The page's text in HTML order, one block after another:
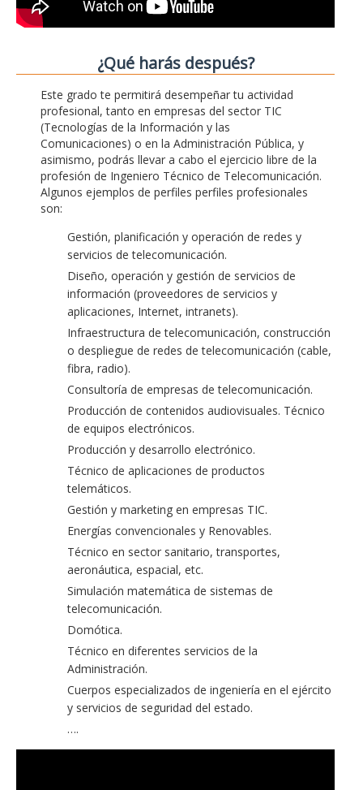
¿Qué harás después?
Este grado te permitirá desempeñar tu actividad
profesional, tanto en empresas del sector TIC
(Tecnologías de la Información y las
Comunicaciones) o en la Administración Pública, y
asimismo, podrás llevar a cabo el ejercicio libre de la
profesión de Ingeniero Técnico de Telecomunicación.
Algunos ejemplos de perfiles perfiles profesionales
son:
Gestión, planificación y operación de redes y
servicios de telecomunicación.
Diseño, operación y gestión de servicios de
información (proveedores de servicios y
aplicaciones, Internet, intranets).
Infraestructura de telecomunicación, construcción
o despliegue de redes de telecomunicación (cable,
fibra, radio).
Consultoría de empresas de telecomunicación.
Producción de contenidos audiovisuales. Técnico
de equipos electrónicos.
Producción y desarrollo electrónico.
Técnico de aplicaciones de productos
telemáticos.
Gestión y marketing en empresas TIC.
Energías convencionales y Renovables.
Técnico en sector sanitario, transportes,
aeronáutica, espacial, etc.
Simulación matemática de sistemas de
telecomunicación.
Domótica.
Técnico en diferentes servicios de la
Administración.
Cuerpos especializados de ingeniería en el ejército
y servicios de seguridad del estado.
….